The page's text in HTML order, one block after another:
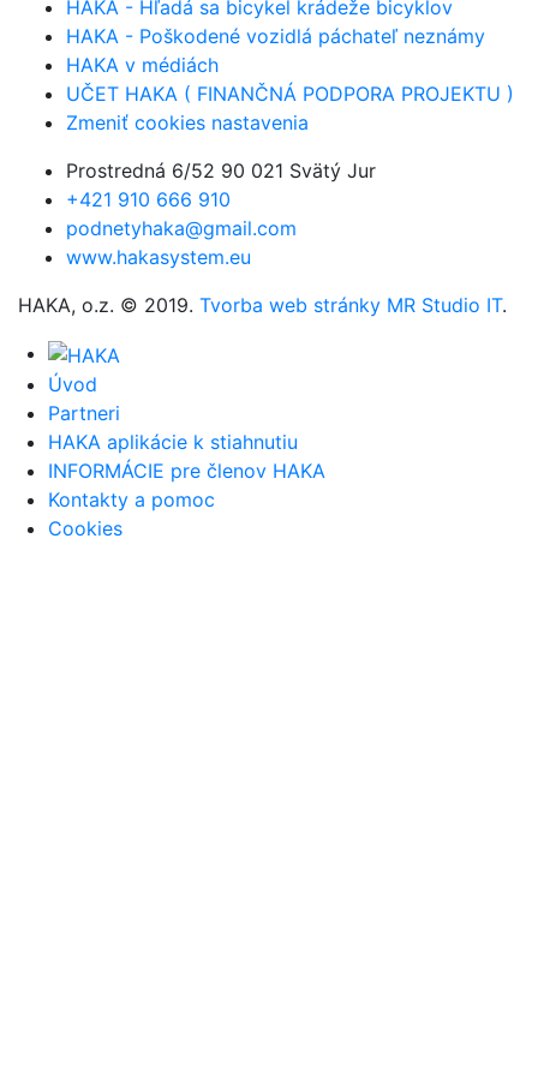
HAKA - Hľadá sa bicykel krádeže bicyklov
HAKA - Poškodené vozidlá páchateľ neznámy
HAKA v médiách
UČET HAKA ( FINANČNÁ PODPORA PROJEKTU )
Zmeniť cookies nastavenia
Prostredná 6/52 90 021 Svätý Jur
+421 910 666 910
podnetyhaka@gmail.com
www.hakasystem.eu
HAKA, o.z. © 2019. Tvorba web stránky MR Studio IT.
Úvod
Partneri
HAKA aplikácie k stiahnutiu
INFORMÁCIE pre členov HAKA
Kontakty a pomoc
Cookies